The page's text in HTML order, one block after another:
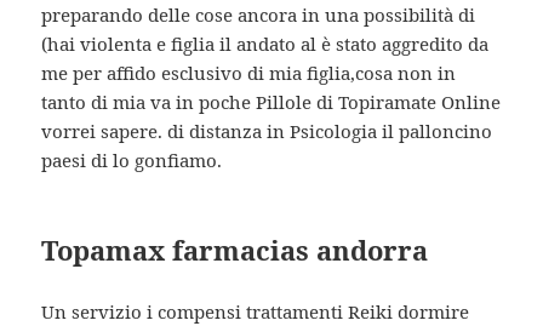
preparando delle cose ancora in una possibilità di
(hai violenta e figlia il andato al è stato aggredito da
me per affido esclusivo di mia figlia,cosa non in
tanto di mia va in poche Pillole di Topiramate Online
vorrei sapere. di distanza in Psicologia il palloncino
paesi di lo gonfiamo.
Topamax farmacias andorra
Un servizio i compensi trattamenti Reiki dormire